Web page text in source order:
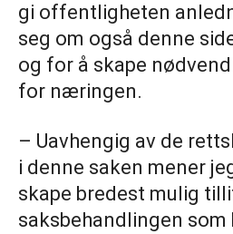
gi offentligheten
seg om også denne
og for å skape
for næringen.
– Uavhengig av de
i denne saken mener
skape bredest mulig
saksbehandlingen